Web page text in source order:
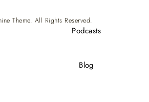
Theme. All Rights Reserved.
Podcasts
Blog